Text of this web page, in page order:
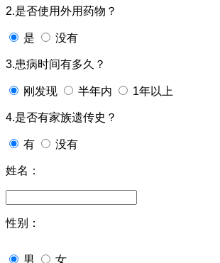
2.是否使用外用药物？
是 没有
3.患病时间有多久？
刚发现 半年内 1年以上
4.是否有家族遗传史？
有 没有
姓名：
性别：
男 女